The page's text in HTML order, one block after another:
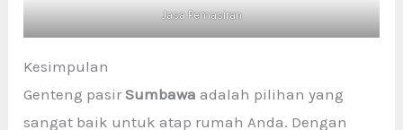
Jasa Pemasiran
Kesimpulan
Genteng pasirSumbawaadalah pilihan yang
sangat baik untuk atap rumah Anda. Dengan